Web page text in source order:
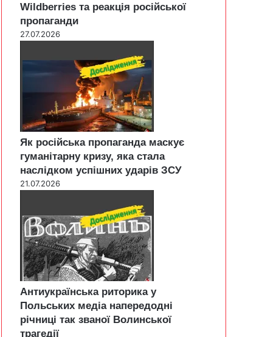
Wildberries та реакція російської
пропаганди
27.07.2026
Як російська пропаганда маскує
гуманітарну кризу, яка стала
наслідком успішних ударів ЗСУ
21.07.2026
Антиукраїнська риторика у
Польських медіа напередодні
річниці так званої Волинської
трагедії